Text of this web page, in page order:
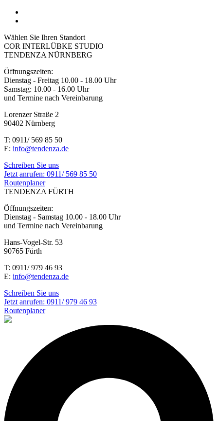
Wählen Sie Ihren Standort
COR INTERLÜBKE STUDIO
TENDENZA NÜRNBERG
Öffnungszeiten:
Dienstag - Freitag 10.00 - 18.00 Uhr
Samstag: 10.00 - 16.00 Uhr
und Termine nach Vereinbarung
Lorenzer Straße 2
90402 Nürnberg
T: 0911/ 569 85 50
E: info@tendenza.de
Schreiben Sie uns
Jetzt anrufen: 0911/ 569 85 50
Routenplaner
TENDENZA FÜRTH
Öffnungszeiten:
Dienstag - Samstag 10.00 - 18.00 Uhr
und Termine nach Vereinbarung
Hans-Vogel-Str. 53
90765 Fürth
T: 0911/ 979 46 93
E: info@tendenza.de
Schreiben Sie uns
Jetzt anrufen: 0911/ 979 46 93
Routenplaner